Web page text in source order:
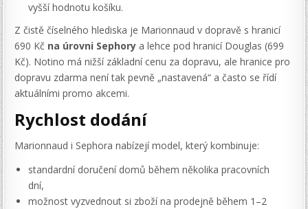
vyšší hodnotu košíku.
Z čistě číselného hlediska je Marionnaud v dopravě s hranicí
690 Kč na úrovni Sephory a lehce pod hranicí Douglas (699
Kč). Notino má nižší základní cenu za dopravu, ale hranice pro
dopravu zdarma není tak pevně „nastavená“ a často se řídí
aktuálními promo akcemi.
Rychlost dodání
Marionnaud i Sephora nabízejí model, který kombinuje:
standardní doručení domů během několika pracovních
dní,
možnost vyzvednout si zboží na prodejně během 1–2